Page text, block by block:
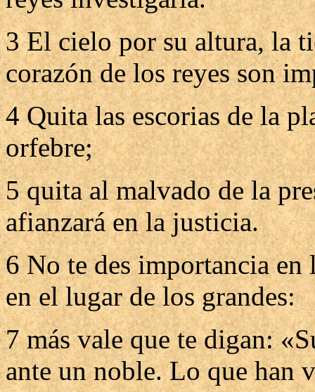
3 El cielo por su altura, la
corazón de los reyes son
4 Quita las escorias de la
orfebre;
5 quita al malvado de la
afianzará en la justicia.
6 No te des importancia en
en el lugar de los grandes:
7 más vale que te digan:
ante un noble. Lo que han